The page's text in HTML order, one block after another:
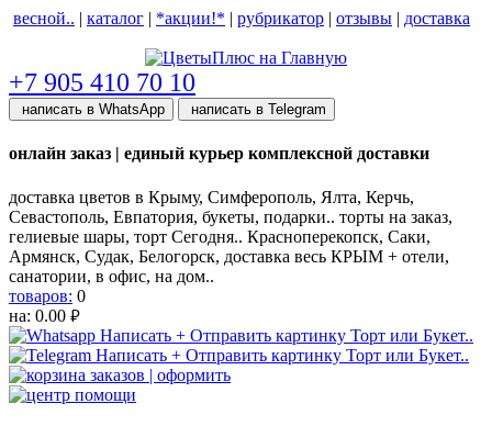
весной.. | каталог | *акции!* | рубрикатор | отзывы | доставка
+7 905 410 70 10
написать в WhatsApp написать в Telegram
онлайн заказ | единый курьер комплексной доставки
доставка цветов в Крыму, Симферополь, Ялта, Керчь,
Севастополь, Евпатория, букеты, подарки.. торты на заказ,
гелиевые шары, торт Сегодня.. Красноперекопск, Саки,
Армянск, Судак, Белогорск, доставка весь КРЫМ + отели,
санатории, в офис, на дом..
товаров: 0
на: 0.00 руб.